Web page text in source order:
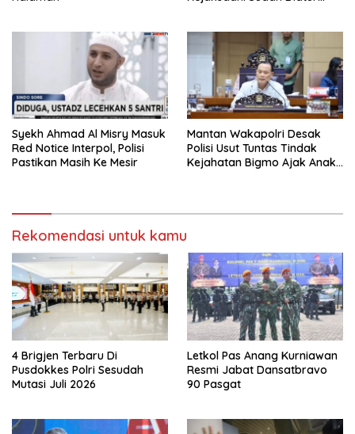
Syekh Ahmad Al Misry Masuk
Red Notice Interpol, Polisi
Pastikan Masih Ke Mesir
Mantan Wakapolri Desak
Polisi Usut Tuntas Tindak
Kejahatan Bigmo Ajak Anak
Rekomendasi untuk kamu
4 Brigjen Terbaru Di
Pusdokkes Polri Sesudah
Mutasi Juli 2026
Letkol Pas Anang Kurniawan
Resmi Jabat Dansatbravo
90 Pasgat